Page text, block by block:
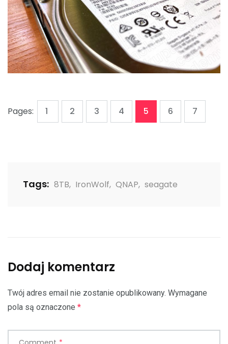
Pages: Page
1 Page
2 Page
3 Page
4 Page
5 Page
6 Page
7
Tags: 8TB, IronWolf, QNAP, seagate
Dodaj komentarz
Twój adres email nie zostanie opublikowany. Wymagane
pola są oznaczone *